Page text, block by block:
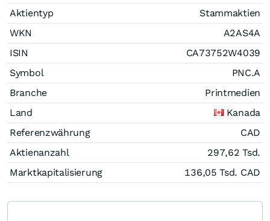
Aktientyp
Stammaktien
WKN
A2AS4A
ISIN
CA73752W4039
Symbol
PNC.A
Branche
Printmedien
Land
Kanada
Referenzwährung
CAD
Aktienanzahl
297,62 Tsd.
Marktkapitalisierung
136,05 Tsd. CAD